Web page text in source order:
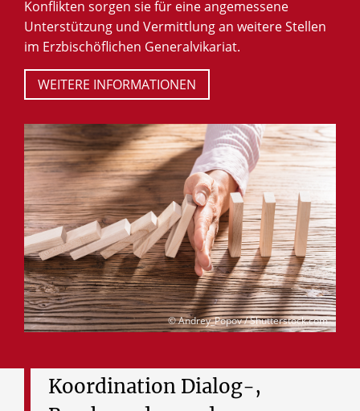
© Andrey_Popov / Shutterstock.com
Konflikten sorgen sie für eine angemessene
Unterstützung und Vermittlung an weitere Stellen
im Erzbischöflichen Generalvikariat.
WEITERE INFORMATIONEN
Koordination Dialog-,